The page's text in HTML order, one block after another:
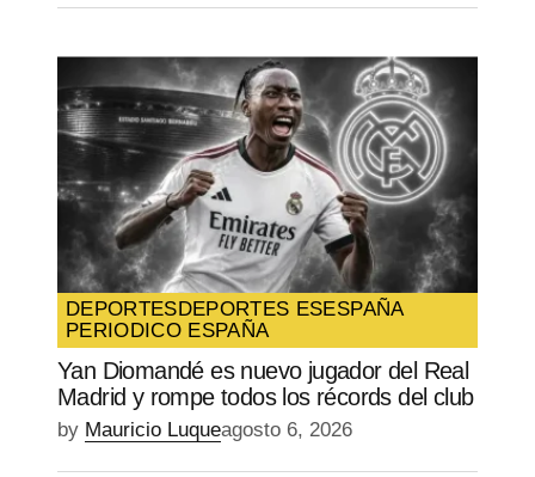
DEPORTES DEPORTES ESESPAÑA
PERIODICO ESPAÑA
Yan Diomandé es nuevo jugador del Real
Madrid y rompe todos los récords del club
by Mauricio Luqueagosto 6, 2026